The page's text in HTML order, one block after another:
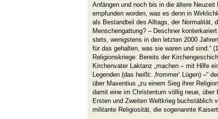
Anfängen und noch bis in die ältere
empfunden worden, was es denn in
als Bestandteil des Alltags, der Normalität,
Menschengattung? – Deschner
stets, wenigstens in den letzten 2000
für das gehalten, was sie waren und sind.“
Religionskriege: Bereits der
Kirchenvater Laktanz „machen – mit Hilfe
Legenden (das heißt: ‚frommer’ Lügen) –“
über Maxentius „zu einem Sieg ihrer
damit eine im Christentum völlig neue, über
Ersten und Zweiten Weltkrieg buchstäblich
militante Religiosität, die sogenannte